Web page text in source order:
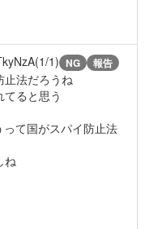
1) NG 報告
止法だろうね
ると思う
て国がスパイ防止法
ね